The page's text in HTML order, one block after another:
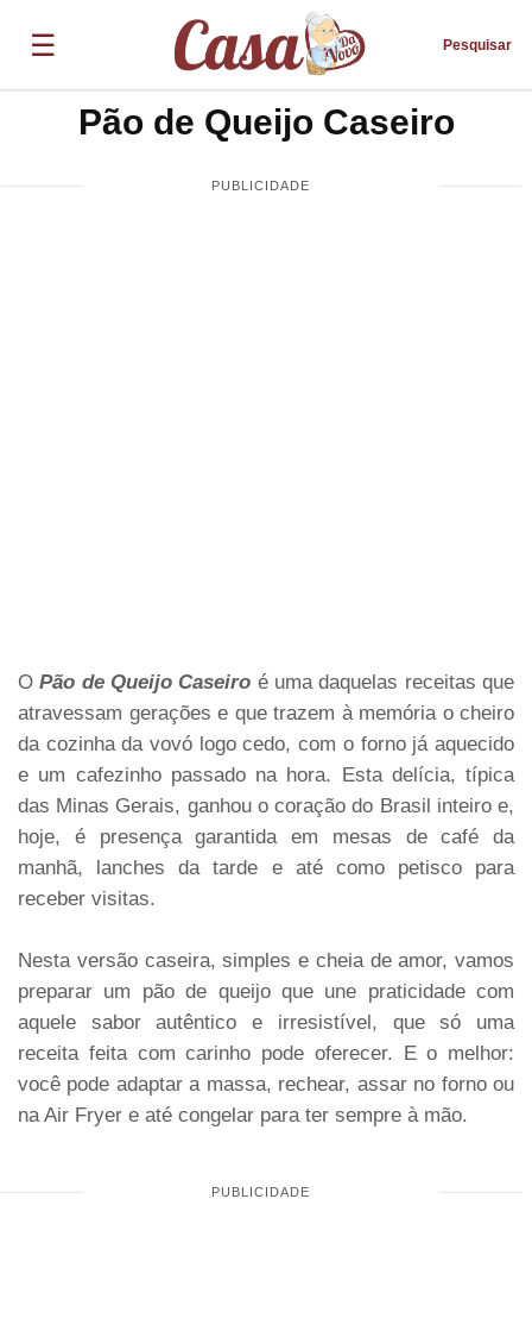
☰ Pesquisar
Pão de Queijo Caseiro
OPão de Queijo Caseiro é uma daquelas receitas que
atravessam gerações e que trazem à memória o cheiro
da cozinha da vovó logo cedo, com o forno já aquecido
e um cafezinho passado na hora. Esta delícia, típica
das Minas Gerais, ganhou o coração do Brasil inteiro e,
hoje, é presença garantida em mesas de café da
manhã, lanches da tarde e até como petisco para
receber visitas.
Nesta versão caseira, simples e cheia de amor, vamos
preparar um pão de queijo que une praticidade com
aquele sabor autêntico e irresistível, que só uma
receita feita com carinho pode oferecer. E o melhor:
você pode adaptar a massa, rechear, assar no forno ou
na Air Fryer e até congelar para ter sempre à mão.